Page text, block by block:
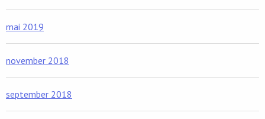
mai 2019
november 2018
september 2018